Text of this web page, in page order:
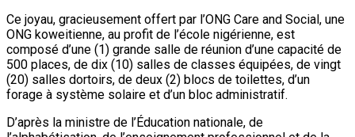
Ce joyau, gracieusement offert par l’ONG Care and Social, une
ONG koweitienne, au profit de l’école nigérienne, est
composé d’une (1) grande salle de réunion d’une capacité de
500 places, de dix (10) salles de classes équipées, de vingt
(20) salles dortoirs, de deux (2) blocs de toilettes, d’un
forage à système solaire et d’un bloc administratif.
D’après la ministre de l’Éducation nationale, de